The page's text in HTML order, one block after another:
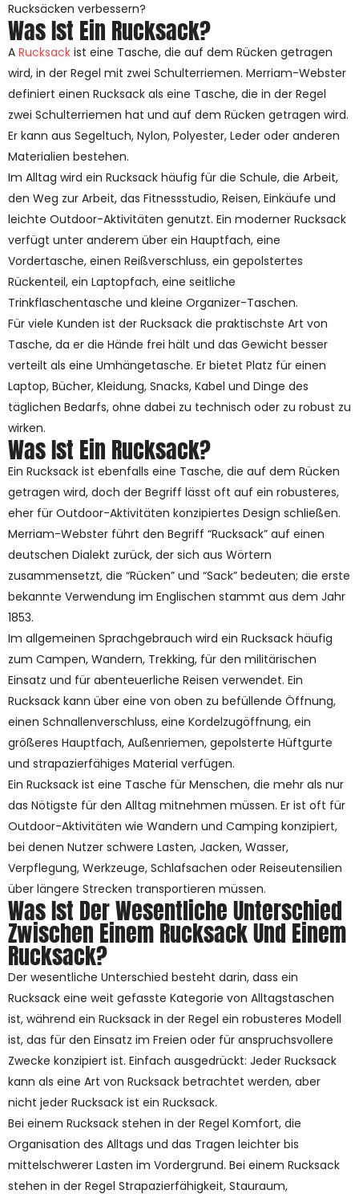
Rucksäcken verbessern?
Was Ist Ein Rucksack?
A Rucksack ist eine Tasche, die auf dem Rücken getragen
wird, in der Regel mit zwei Schulterriemen. Merriam-Webster
definiert einen Rucksack als eine Tasche, die in der Regel
zwei Schulterriemen hat und auf dem Rücken getragen wird.
Er kann aus Segeltuch, Nylon, Polyester, Leder oder anderen
Materialien bestehen.
Im Alltag wird ein Rucksack häufig für die Schule, die Arbeit,
den Weg zur Arbeit, das Fitnessstudio, Reisen, Einkäufe und
leichte Outdoor-Aktivitäten genutzt. Ein moderner Rucksack
verfügt unter anderem über ein Hauptfach, eine
Vordertasche, einen Reißverschluss, ein gepolstertes
Rückenteil, ein Laptopfach, eine seitliche
Trinkflaschentasche und kleine Organizer-Taschen.
Für viele Kunden ist der Rucksack die praktischste Art von
Tasche, da er die Hände frei hält und das Gewicht besser
verteilt als eine Umhängetasche. Er bietet Platz für einen
Laptop, Bücher, Kleidung, Snacks, Kabel und Dinge des
täglichen Bedarfs, ohne dabei zu technisch oder zu robust zu
wirken.
Was Ist Ein Rucksack?
Ein Rucksack ist ebenfalls eine Tasche, die auf dem Rücken
getragen wird, doch der Begriff lässt oft auf ein robusteres,
eher für Outdoor-Aktivitäten konzipiertes Design schließen.
Merriam-Webster führt den Begriff “Rucksack” auf einen
deutschen Dialekt zurück, der sich aus Wörtern
zusammensetzt, die “Rücken” und “Sack” bedeuten; die erste
bekannte Verwendung im Englischen stammt aus dem Jahr
1853.
Im allgemeinen Sprachgebrauch wird ein Rucksack häufig
zum Campen, Wandern, Trekking, für den militärischen
Einsatz und für abenteuerliche Reisen verwendet. Ein
Rucksack kann über eine von oben zu befüllende Öffnung,
einen Schnallenverschluss, eine Kordelzugöffnung, ein
größeres Hauptfach, Außenriemen, gepolsterte Hüftgurte
und strapazierfähiges Material verfügen.
Ein Rucksack ist eine Tasche für Menschen, die mehr als nur
das Nötigste für den Alltag mitnehmen müssen. Er ist oft für
Outdoor-Aktivitäten wie Wandern und Camping konzipiert,
bei denen Nutzer schwere Lasten, Jacken, Wasser,
Verpflegung, Werkzeuge, Schlafsachen oder Reiseutensilien
über längere Strecken transportieren müssen.
Was Ist Der Wesentliche Unterschied
Zwischen Einem Rucksack Und Einem
Rucksack?
Der wesentliche Unterschied besteht darin, dass ein
Rucksack eine weit gefasste Kategorie von Alltagstaschen
ist, während ein Rucksack in der Regel ein robusteres Modell
ist, das für den Einsatz im Freien oder für anspruchsvollere
Zwecke konzipiert ist. Einfach ausgedrückt: Jeder Rucksack
kann als eine Art von Rucksack betrachtet werden, aber
nicht jeder Rucksack ist ein Rucksack.
Bei einem Rucksack stehen in der Regel Komfort, die
Organisation des Alltags und das Tragen leichter bis
mittelschwerer Lasten im Vordergrund. Bei einem Rucksack
stehen in der Regel Strapazierfähigkeit, Stauraum,